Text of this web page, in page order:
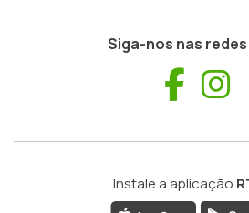
Siga-nos nas
Instale a aplicação